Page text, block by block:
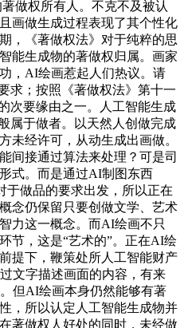
做权所有人。不克不及被认
画做生成过程表现了其个性化
，《著做权法》对于纯粹的思
能生成物的著做权归属。画家
，AI绘画惹起人们热议。请
求；按照《著做权法》第十一
次要缘由之一。人工智能生成
属于做者。以天然人创做完成
未经许可，从动生成出画做。
间接通过算法来处理？可是司
式。而是通过AI制图东西
于做品的要求出发，所以正在
念仍保留只要创做文学、艺术
力这一概念。而AI绘画不只
节，这是“艺术的”。正在AI绘
提下，鞭策处所人工智能财产
文字描述画面的内容，有来
但AI绘画本身仍然能够有著
，所以认定人工智能生成物并
著做权人好处的同时，未经做